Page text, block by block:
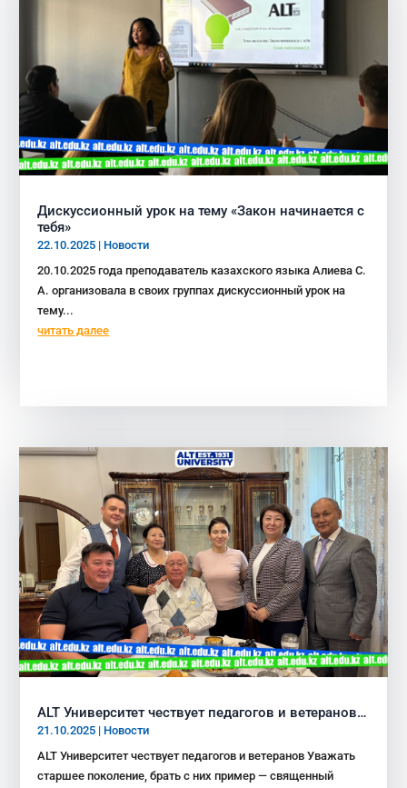
Дискуссионный урок на тему «Закон начинается с
тебя»
22.10.2025 | Новости
20.10.2025 года преподаватель казахского языка Алиева С.
А. организовала в своих группах дискуссионный урок на
тему...
читать далее
ALT Университет чествует педагогов и ветеранов…
21.10.2025 | Новости
ALT Университет чествует педагогов и ветеранов Уважать
старшее поколение, брать с них пример — священный